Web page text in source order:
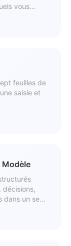
vous
feuilles de
saisie et
Modèle
décisions,
dans un seul